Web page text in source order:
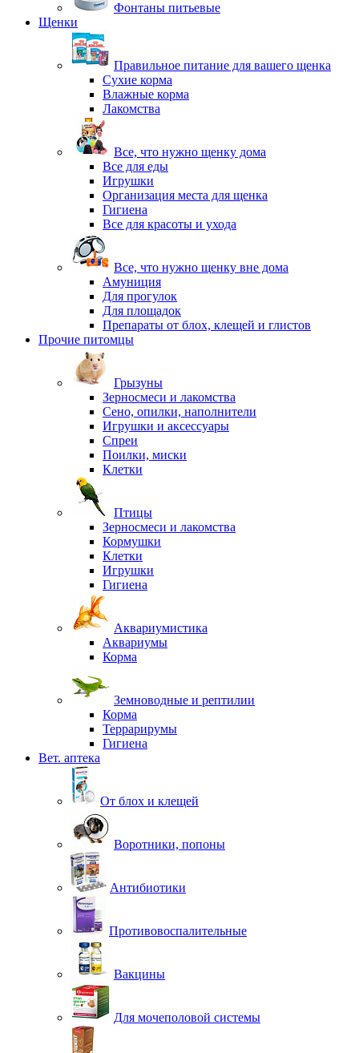
Фонтаны питьевые
Щенки
Правильное питание для вашего щенка
Сухие корма
Влажные корма
Лакомства
Все, что нужно щенку дома
Все для еды
Игрушки
Организация места для щенка
Гигиена
Все для красоты и ухода
Все, что нужно щенку вне дома
Амуниция
Для прогулок
Для площадок
Препараты от блох, клещей и глистов
Прочие питомцы
Грызуны
Зерносмеси и лакомства
Сено, опилки, наполнители
Игрушки и аксессуары
Спреи
Поилки, миски
Клетки
Птицы
Зерносмеси и лакомства
Кормушки
Клетки
Игрушки
Гигиена
Аквариумистика
Аквариумы
Корма
Земноводные и рептилии
Корма
Террарирумы
Гигиена
Вет. аптека
От блох и клещей
Воротники, попоны
Антибиотики
Противовоспалительные
Вакцины
Для мочеполовой системы